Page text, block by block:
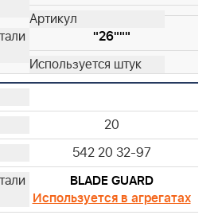
"26"""
20
542 20 32-97
BLADE GUARD
Используется в агрегатах